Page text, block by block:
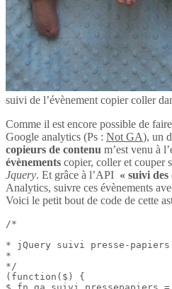
suivi de l’évènement copier coller
Comme il est encore possible de
Google analytics (Ps : Not GA), un
copieurs de contenu m’est venu à
évènements copier, coller et couper
Jquery. Et grâce à l’API « suivi des
Analytics, suivre ces évènements
Voici le petit bout de code de cette
/*
* jQuery suivi presse-papiers
*
*/
(function($) {